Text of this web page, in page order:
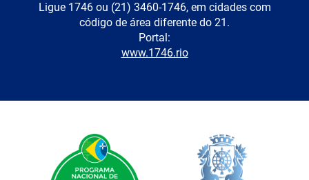
Ligue 1746 ou (21) 3460-1746, em cidades com
código de área diferente do 21.
Portal:
www.1746.rio